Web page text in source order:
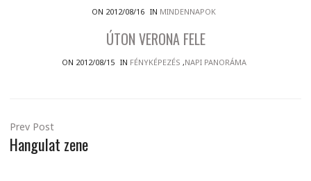
ON 2012/08/16 IN MINDENNAPOK
ÚTON VERONA FELE
ON 2012/08/15 IN FÉNYKÉPEZÉS ,NAPI PANORÁMA
Prev Post
Hangulat zene